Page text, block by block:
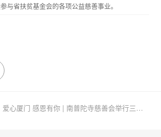
与省扶贫基金会的各项公益慈善事业。
下一篇：爱心厦门 感恩有你 | 南普陀寺慈善会举行三伏贴义诊活动